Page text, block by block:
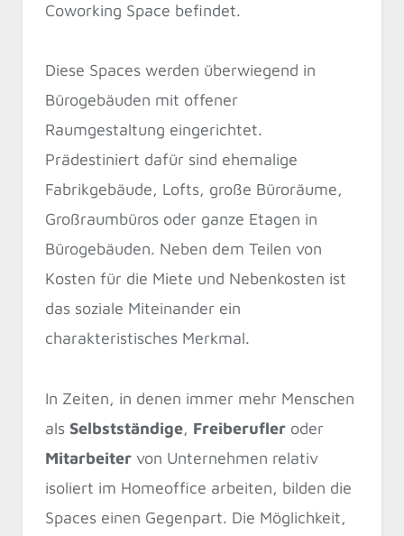
Coworking Space befindet.
Diese Spaces werden überwiegend in
Bürogebäuden mit offener
Raumgestaltung eingerichtet.
Prädestiniert dafür sind ehemalige
Fabrikgebäude, Lofts, große Büroräume,
Großraumbüros oder ganze Etagen in
Bürogebäuden. Neben dem Teilen von
Kosten für die Miete und Nebenkosten ist
das soziale Miteinander ein
charakteristisches Merkmal.
In Zeiten, in denen immer mehr Menschen
als Selbstständige, Freiberufler oder
Mitarbeiter von Unternehmen relativ
isoliert im Homeoffice arbeiten, bilden die
Spaces einen Gegenpart. Die Möglichkeit,